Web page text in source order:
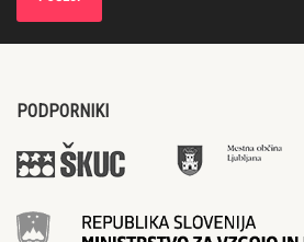
PODPORNIKI